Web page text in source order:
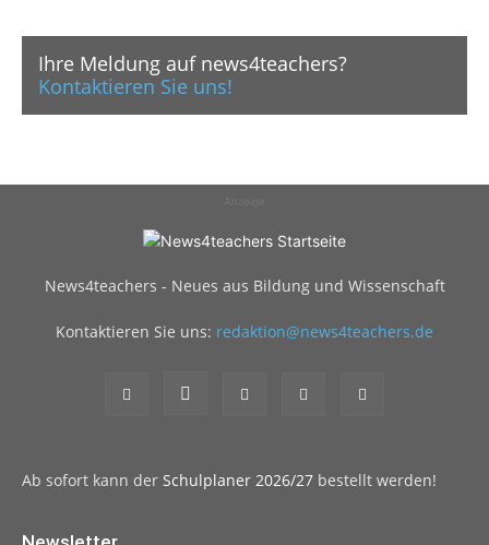
Ihre Meldung auf news4teachers?
Kontaktieren Sie uns!
News4teachers - Neues aus Bildung und Wissenschaft
Kontaktieren Sie uns: redaktion@news4teachers.de
Ab sofort kann der Schulplaner 2026/27 bestellt werden!